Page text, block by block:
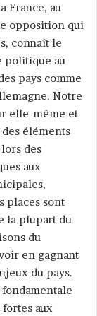
France, au
opposition qui
connaît le
politique au
pays comme
Notre
elle-même et
éléments
des
aux
places sont
la plupart du
du
en gagnant
du pays.
fortes aux